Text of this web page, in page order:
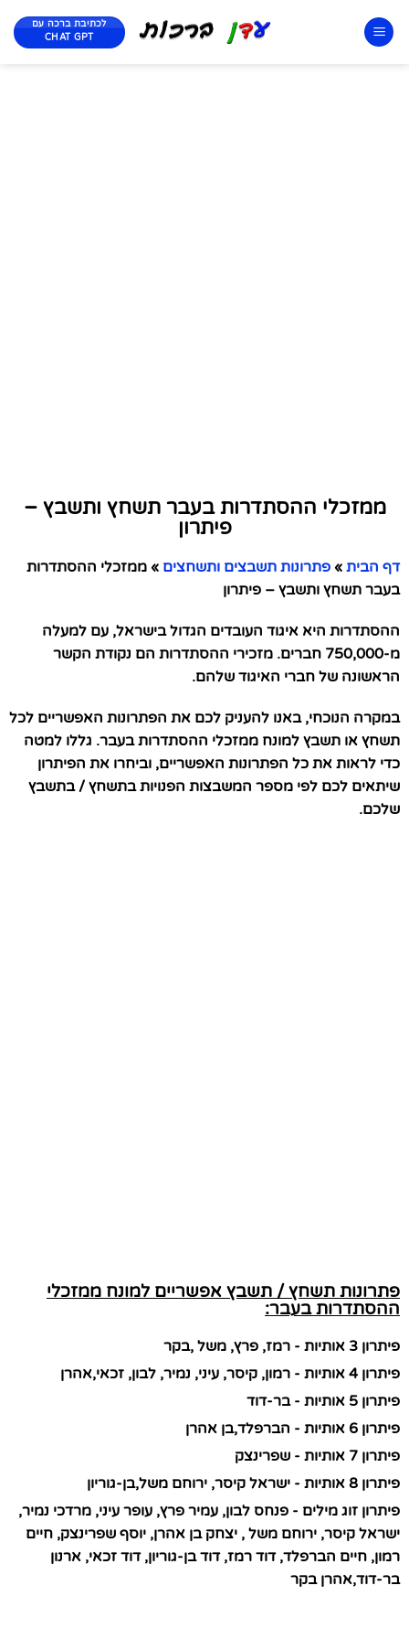
לכתיבת ברכה עם
CHAT GPT
ממזכלי ההסתדרות בעבר תשחץ ותשבץ –
פיתרון
דף הבית » פתרונות תשבצים ותשחצים » ממזכלי ההסתדרות
בעבר תשחץ ותשבץ – פיתרון
ההסתדרות היא איגוד העובדים הגדול בישראל, עם למעלה
מ-750,000 חברים. מזכירי ההסתדרות הם נקודת הקשר
הראשונה של חברי האיגוד שלהם.
במקרה הנוכחי, באנו להעניק לכם את הפתרונות האפשריים לכל
תשחץ או תשבץ למונח ממזכלי ההסתדרות בעבר. גללו למטה
כדי לראות את כל הפתרונות האפשריים, וביחרו את הפיתרון
שיתאים לכם לפי מספר המשבצות הפנויות בתשחץ / בתשבץ
שלכם.
פתרונות תשחץ / תשבץ אפשריים למונח ממזכלי
ההסתדרות בעבר:
פיתרון 3 אותיות - רמז, פרץ, משל ,בקר
פיתרון 4 אותיות - רמון, קיסר, עיני, נמיר, לבון, זכאי,אהרן
פיתרון 5 אותיות - בר-דוד
פיתרון 6 אותיות - הברפלד,בן אהרן
פיתרון 7 אותיות - שפרינצק
פיתרון 8 אותיות - ישראל קיסר, ירוחם משל,בן-גוריון
פיתרון זוג מילים - פנחס לבון, עמיר פרץ, עופר עיני, מרדכי נמיר,
ישראל קיסר, ירוחם משל , יצחק בן אהרן, יוסף שפרינצק, חיים
רמון, חיים הברפלד, דוד רמז, דוד בן-גוריון, דוד זכאי, ארנון
בר-דוד,אהרן בקר